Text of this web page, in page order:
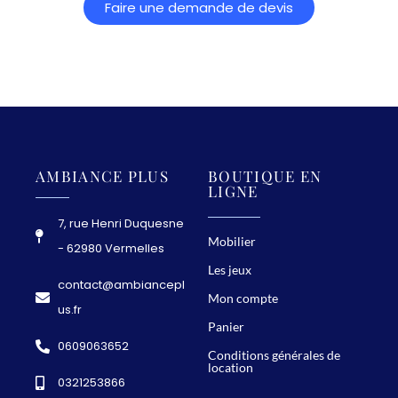
Faire une demande de devis
AMBIANCE PLUS
7, rue Henri Duquesne
- 62980 Vermelles
contact@ambiancepl
us.fr
0609063652
0321253866
BOUTIQUE EN
LIGNE
Mobilier
Les jeux
Mon compte
Panier
Conditions générales de
location